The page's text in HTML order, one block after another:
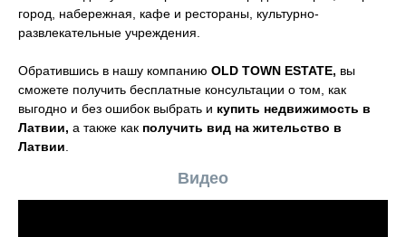
город, набережная, кафе и рестораны, культурно-
развлекательные учреждения.
Обратившись в нашу компанию OLD TOWN ESTATE, вы
сможете получить бесплатные консультации о том, как
выгодно и без ошибок выбрать и купить недвижимость в
Латвии, а также как получить вид на жительство в
Латвии
Видео